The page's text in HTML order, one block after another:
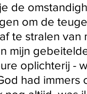
de
om de
te stralen van
mijn
oplichterij -
had immers